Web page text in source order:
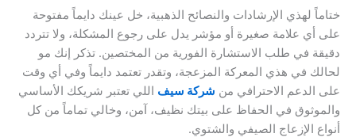
ختاماً لهذي الإرشادات والنصائح الذهبية، خل عينك دايماً مفتوحة
على أي علامة صغيرة أو مؤشر يدل على رجوع المشكلة، ولا تتردد
دقيقة في طلب الاستشارة الفورية من المختصين. تذكر إنك مو
لحالك في هذي المعركة المزعجة، وتقدر تعتمد دايماً وفي أي وقت
على الدعم الاحترافي من شركة سيف اللي تعتبر شريكك الأساسي
والموثوق في الحفاظ على بيتك نظيف، آمن، وخالي تماماً من كل
أنواع الإزعاج الصيفي والشتوي.